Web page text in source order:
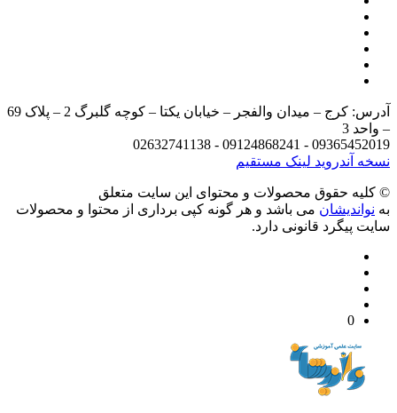
آدرس: کرج – میدان والفجر – خیابان یکتا – کوچه گلبرگ 2 – پلاک 69
3
09365452019 - 09124868241 -
آندرویدلینک مستقیم
حقوق محصولات و محتوای اين سایت متعلق
می باشد و هر گونه کپی برداری از محتوا و محصولات
پیگرد قانونی دارد.